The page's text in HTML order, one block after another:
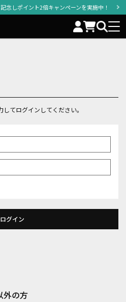
念しポイント2倍キャンペーンを実施中！
てログインしてください。
外の方